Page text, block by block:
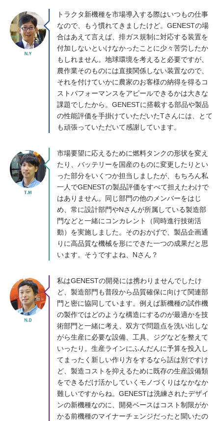
トラクタ新機種を市場導入する際はいつもの仕事
なので、もう慣れてきましたけど。GENESTの場
合はあえて言えば、排ガス規制に対応する装置を
付加しないといけなかったことに少々苦労したか
もしれません。地球環境を考えると必要ですが、
農作業そのものには直接関係しない装置なので、
それを付けていかに農家のお客様の納得を得るコ
ストパフォーマンスをアピールできるかは大きな
課題でしたから。GENESTに搭載する部品や製品
の性能評価を手掛けていただいたTさんには、とて
も頑張っていただいて感謝しています。
市場要望に応えるために燃料タンクの形状を変え
たり、バッテリーを国産のものに変更したりとい
った部分をいくつか担当しましたが、もちろん私
一人でGENESTの製品評価をすべて担えたわけで
はありません。同じ部門の他のメンバーをはじ
め、常に設計部門やNさんが所属している製造部
門などと一緒にコンカレント（同時進行技術活
動）を実施しました。そのおかげで、製品企画通
りに高品質な機械を形にできた一つの成果だと思
います。そうですよね、Nさん？
私はGENESTの開発には携わりませんでしたけ
ど、製造部門も普段から品質確保に向けて関連部
門と密に協同しています。例えば新機種の試作機
の製作ではどのような構造にするのが最適かを技
術部門と一緒に考え、双方で問題点を洗い出しな
がら生産に必要な設備、工具、ジグなどを整えて
いったり。生産ラインにふんだんに予算を投入し
てまったく新しい作り方をするなら話は別ですけ
ど、製造コストを抑えるために既存の生産設備類
をできるだけ活かしていくモノづくりはなかなか
難しいですからね。GENESTは洗練されたデザイ
ンの新機種なのに、開発ベースはコスト制限がか
かる前機種のマイナーチェンジだったと聞いたの